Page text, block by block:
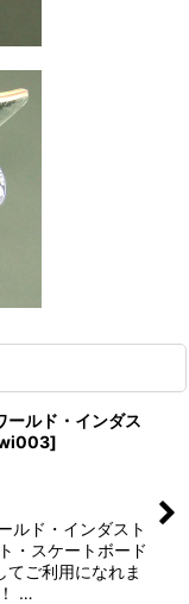
ルド・インダス
]
ルド・インダスト
・スケートボード
てご利用になれま
…